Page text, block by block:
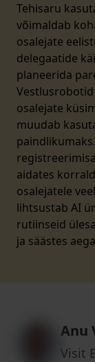
Tehisaru
võimaldab
osalejate
delegaatide
planeerida
osalejate
muudab
aidates
osalejatele
lihtsustab AI
rutiinseid
ja säästes
Anu
Visit